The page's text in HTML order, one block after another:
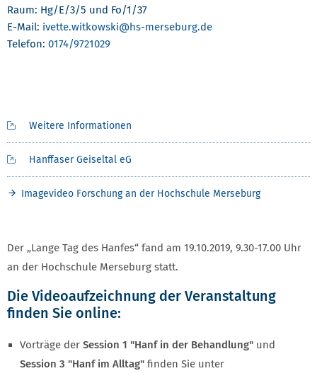
Raum: Hg/E/3/5 und Fo/1/37
E-Mail: ivette.witkowski@hs-merseburg.de
Telefon: 0174/9721029
Weitere Informationen
Hanffaser Geiseltal eG
Imagevideo Forschung an der Hochschule Merseburg
Der „Lange Tag des Hanfes“ fand am 19.10.2019, 9.30-17.00 Uhr
an der Hochschule Merseburg statt.
Die Videoaufzeichnung der Veranstaltung
finden Sie online:
Vorträge der Session 1 "Hanf in der Behandlung" und
Session 3 "Hanf im Alltag" finden Sie unter